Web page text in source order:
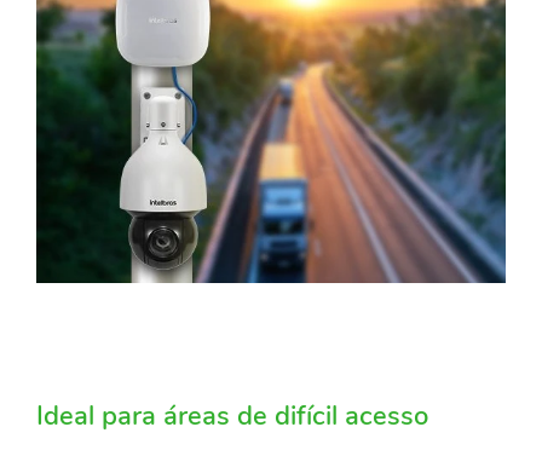
Ideal para áreas de difícil acesso